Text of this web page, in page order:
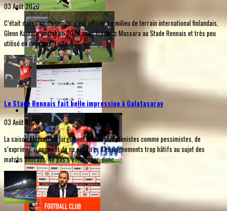
03 Août 2026
C’était dans l’air du temps, c’est officiel. Le milieu de terrain international finlandais,
Glenn Kamara, arrivé en 2024 sous Frederic Massara au Stade Rennais et très peu
utilisé en deux ans, faute...
Le Stade Rennais fait belle impression à Galatasaray
03 Août 2026
La saison permettant largement à chacun, optimistes comme pessimistes, de
s’exprimer, il convient de ne pas tirer d’enseignements trop hâtifs au sujet des
matchs amicaux. Ne pas s’enflammer, donc,...